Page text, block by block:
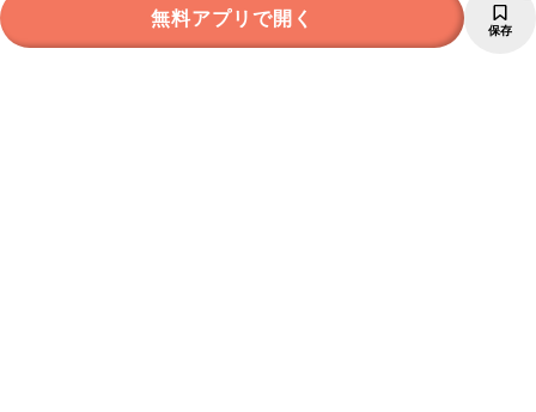
無料アプリで開く 保存